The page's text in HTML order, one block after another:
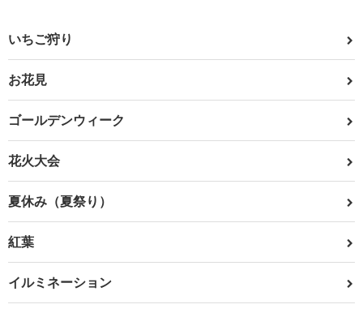
いちご狩り
お花見
ゴールデンウィーク
花火大会
夏休み（夏祭り）
紅葉
イルミネーション